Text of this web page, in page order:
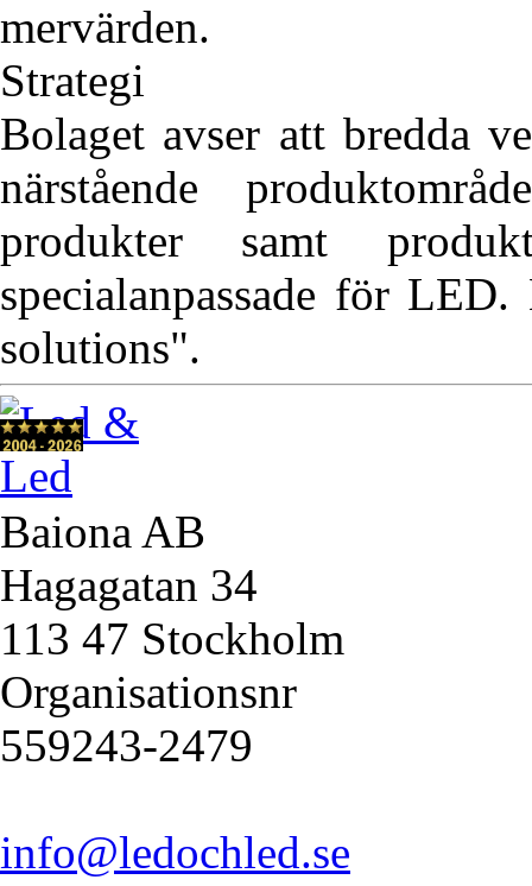
mervärden.
Strategi
Bolaget avser att bredda
närstående
produkter samt
specialanpassade för
solutions".
Baiona AB
Hagagatan 34
113 47 Stockholm
Organisationsnr
559243-2479
info@ledochled.se